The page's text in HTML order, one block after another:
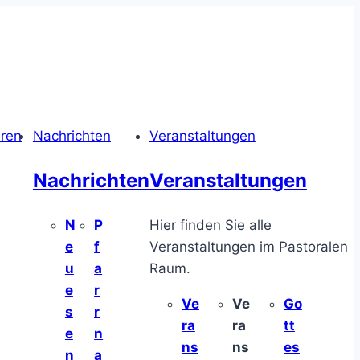
Nachrichten
Nachrichten
N
e
u
e
s
e
n
P
f
a
r
r
n
a
Veranstaltungen
Veranstaltungen
Hier finden Sie alle
Veranstaltungen im Pastoralen
Raum.
Ve
ra
ns
Ve
ra
ns
Go
tt
es